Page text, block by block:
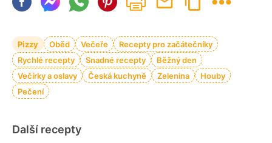
Pizzy Oběd Večeře
Recepty pro začátečníky
Rychlé recepty
Snadné recepty
Běžný den
Večírky a oslavy
Česká kuchyně Zelenina
Houby
Pečení
Další recepty